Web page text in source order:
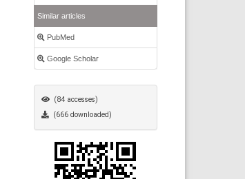
Similar articles
PubMed
Google Scholar
(84 accesses)
(666 downloaded)